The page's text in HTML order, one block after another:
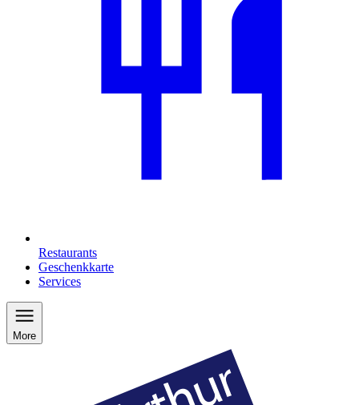
Restaurants
Geschenkkarte
Services
More